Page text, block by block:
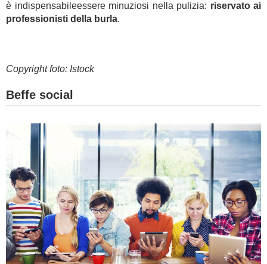
è indispensabileessere minuziosi nella pulizia: riservato ai
professionisti della burla.
Copyright foto: Istock
Beffe social